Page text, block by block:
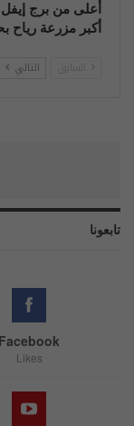
أعلى من برج
أكبر مزرعة رياح
التالي
تابعونا
Facebook
Likes